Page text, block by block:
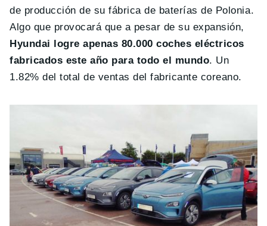
de producción de su fábrica de baterías de Polonia.
Algo que provocará que a pesar de su expansión,
Hyundai logre apenas 80.000 coches eléctricos
fabricados este año para todo el mundo. Un
1.82% del total de ventas del fabricante coreano.